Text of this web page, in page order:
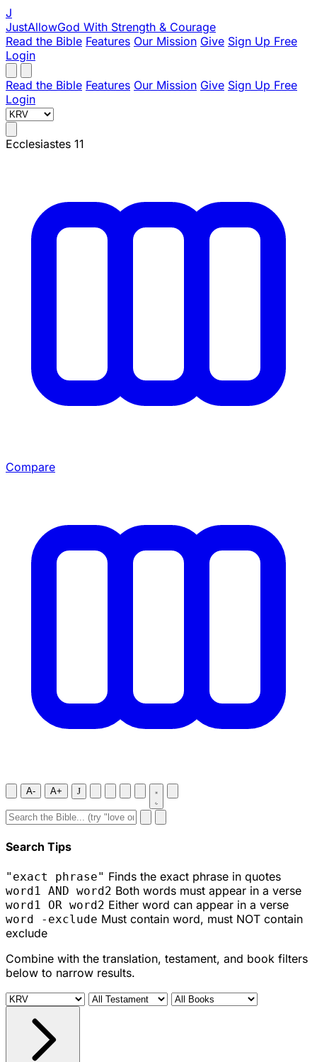
J
JustAllowGod With Strength & Courage
Read the Bible Features Our Mission Give Sign Up Free
Login
Read the Bible Features Our Mission Give Sign Up Free
Login
Ecclesiastes 11
Compare
A- A+ J
Search Tips
"exact phrase" Finds the exact phrase in quotes
word1 AND word2 Both words must appear in a verse
word1 OR word2 Either word can appear in a verse
word -exclude Must contain word, must NOT contain
exclude
Combine with the translation, testament, and book filters
below to narrow results.